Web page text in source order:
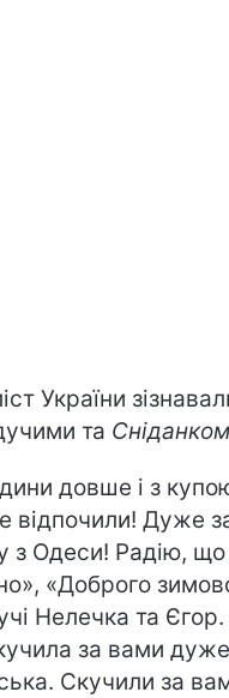
України
та Сніданком
довше і з
відпочили! Дуже
з Одеси! Радію,
«Доброго
Нелечка та Єгор.
за вами
Скучили за